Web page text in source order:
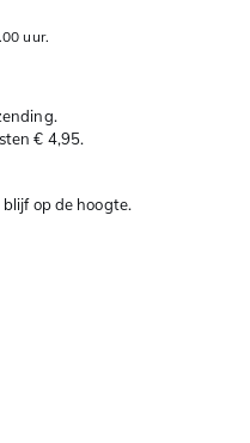
uur.
€ 4,95.
op de hoogte.